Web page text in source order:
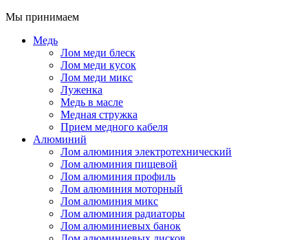
Мы принимаем
Медь
Лом меди блеск
Лом меди кусок
Лом меди микс
Луженка
Медь в масле
Медная стружка
Прием медного кабеля
Алюминий
Лом алюминия электротехнический
Лом алюминия пищевой
Лом алюминия профиль
Лом алюминия моторный
Лом алюминия микс
Лом алюминия радиаторы
Лом алюминиевых банок